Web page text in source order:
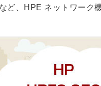
ど、HPE ネットワーク